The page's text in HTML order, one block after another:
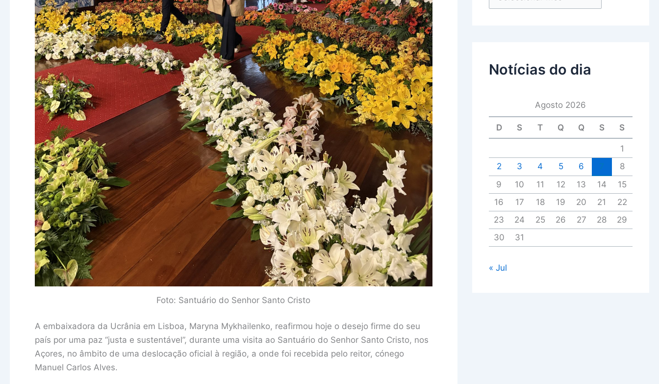
Foto: Santuário do Senhor Santo Cristo
A embaixadora da Ucrânia em Lisboa, Maryna Mykhailenko, reafirmou hoje o desejo firme do seu
país por uma paz “justa e sustentável”, durante uma visita ao Santuário do Senhor Santo Cristo, nos
Açores, no âmbito de uma deslocação oficial à região, a onde foi recebida pelo reitor, cónego
Manuel Carlos Alves.
Notícias do dia
Agosto 2026
D S T Q Q S S
1
2
3 4 5 6
8
9
10 11 12 13 14
15
16
17 18 19 20 21
22
23
24 25 26 27 28
29
30
31
« Jul